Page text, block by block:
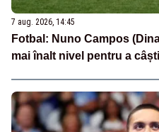
7 aug. 2026, 14:45
Fotbal: Nuno Campos
mai înalt nivel pentru a